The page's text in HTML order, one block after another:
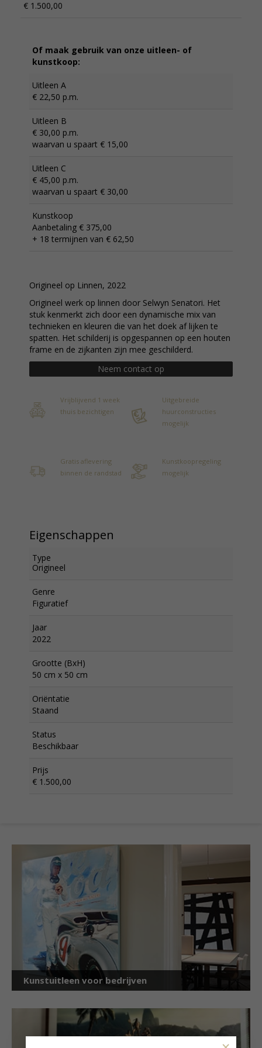
€ 1.500,00
Of maak gebruik van onze uitleen- of
kunstkoop:
Uitleen A
€ 22,50 p.m.
Uitleen B
€ 30,00 p.m.
waarvan u spaart € 15,00
Uitleen C
€ 45,00 p.m.
waarvan u spaart € 30,00
Kunstkoop
Aanbetaling € 375,00
+ 18 termijnen van € 62,50
Origineel op Linnen, 2022
Origineel werk op linnen door Selwyn Senatori. Het
stuk kenmerkt zich door een dynamische mix van
technieken en kleuren die van het doek af lijken te
spatten. Het schilderij is opgespannen op een houten
frame en de zijkanten zijn mee geschilderd.
Neem contact op
Vrijblijvend 1 week
thuis bezichtigen
Uitgebreide
huurconstructies
mogelijk
Gratis aflevering
binnen de randstad
Kunstkoopregeling
mogelijk
Eigenschappen
Type
Origineel
Genre
Figuratief
Jaar
2022
Grootte (BxH)
50 cm x 50 cm
Oriëntatie
Staand
Status
Beschikbaar
Prijs
€ 1.500,00
Kunstuitleen voor bedrijven